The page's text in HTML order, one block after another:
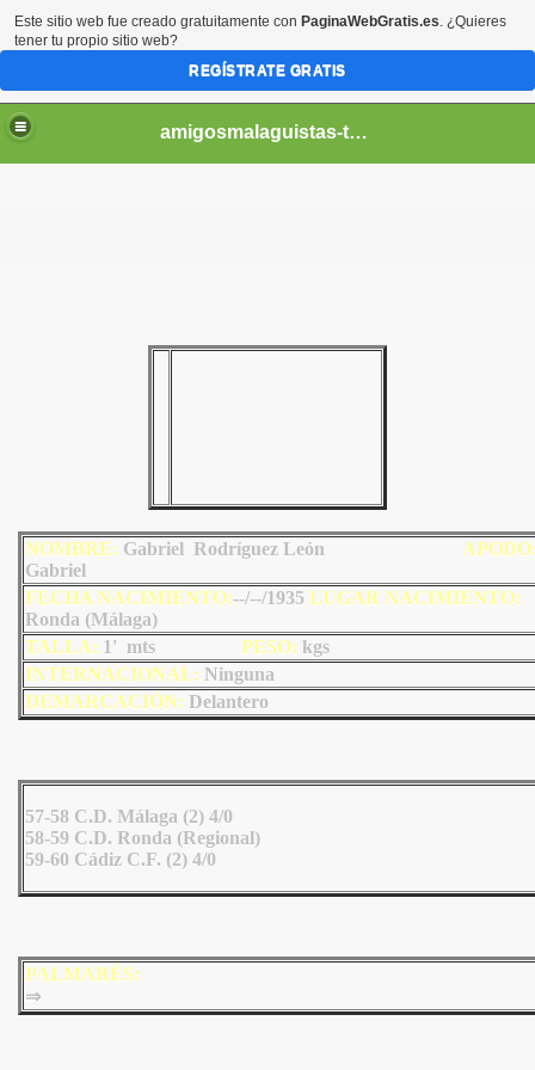
amigosmalaguistas-temporadas
NOMBRE: Gabriel Rodríguez León APODO
Gabriel
FECHA NACIMIENTO:--/--/1935 LUGAR NACIMIENTO:
Ronda (Málaga)
TALLA: 1' mts PESO: kgs
INTERNACIONAL: Ninguna
DEMARCACIÓN: Delantero
57-58 C.D. Málaga (2) 4/0
58-59 C.D. Ronda (Regional)
59-60 Cádiz C.F. (2) 4/0
PALMARÉS:
⇒
Este sitio web fue creado gratuitamente con PaginaWebGratis.es. ¿Quieres
tener tu propio sitio web?
REGÍSTRATE GRATIS